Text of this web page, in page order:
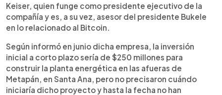
Keiser, quien funge como presidente ejecutivo de la
compañía y es, a su vez, asesor del presidente Bukele
en lo relacionado al Bitcoin.
Según informó en junio dicha empresa, la inversión
inicial a corto plazo sería de $250 millones para
construir la planta energética en las afueras de
Metapán, en Santa Ana, pero no precisaron cuándo
iniciaría dicho proyecto y hasta la fecha no han